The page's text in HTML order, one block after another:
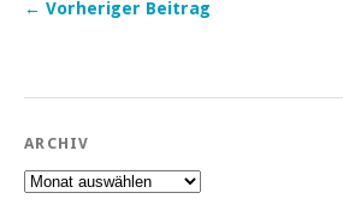
← Vorheriger Beitrag
ARCHIV
Archiv